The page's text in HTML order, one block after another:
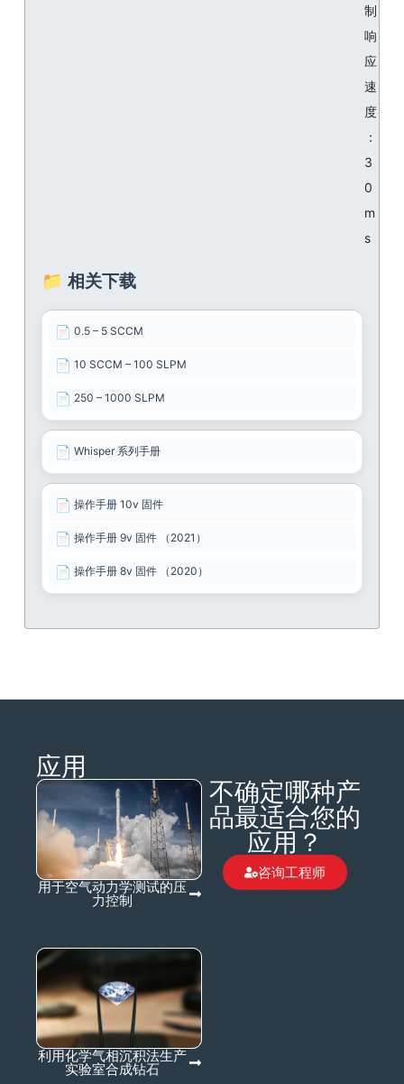
制
响
应
速
度
：
3
0
m
s
📁 相关下载
📄 0.5 – 5 SCCM
📄 10 SCCM – 100 SLPM
📄 250 – 1000 SLPM
📄 Whisper 系列手册
📄 操作手册 10v 固件
📄 操作手册 9v 固件 （2021）
📄 操作手册 8v 固件 （2020）
应用
用于空气动力学测试的压
力控制
利用化学气相沉积法生产
实验室合成钻石
不确定哪种产
品最适合您的
应用？
咨询工程师